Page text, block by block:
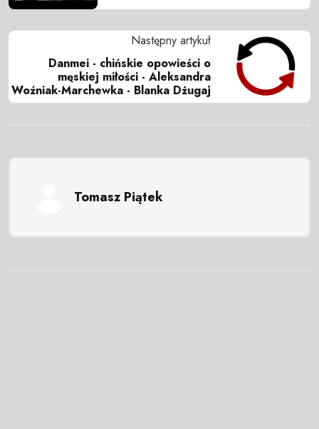
Następny artykuł
Danmei - chińskie opowieści o
męskiej miłości - Aleksandra
Woźniak-Marchewka - Blanka Dżugaj
Tomasz Piątek